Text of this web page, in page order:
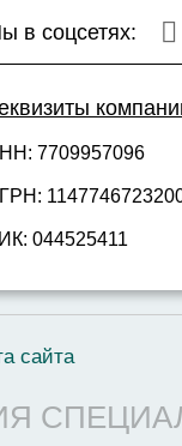
в соцсетях:
7709957096
044525411
сайта